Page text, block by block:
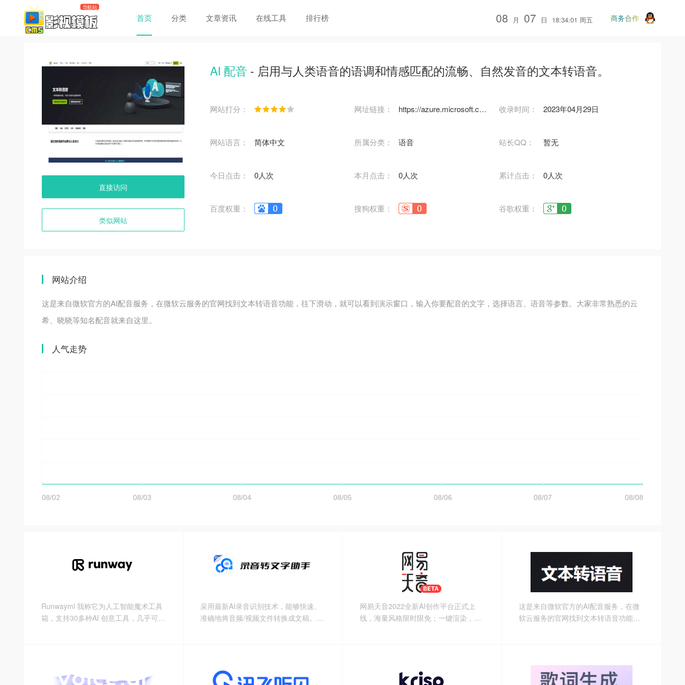
首页 分类 文章资讯 在线工具 排行榜 08 月 07 日 18:34:01 周五 商务合作
直接访问
类似网站
AI 配音 - 启用与人类语音的语调和情感匹配的流畅、自然发音的文本转语音。
网站打分： 网址链接： https://azure.microsoft.com/zh-cn/products/cognitive-services/text-to-speech/?ref=ai.tboxn.com#features 收录时间： 2023年04月29日
网站语言： 简体中文 所属分类： 语音 站长QQ： 暂无
今日点击： 0人次 本月点击： 0人次 累计点击： 0人次
百度权重： 搜狗权重： 谷歌权重：
网站介绍
这是来自微软官方的AI配音服务，在微软云服务的官网找到文本转语音功能，往下滑动，就可以看到演示窗口，输入你要配音的文字，选择语言、语音等参数。大家非常熟悉的云
希、晓晓等知名配音就来自这里。
人气走势
Runwayml 我称它为人工智能魔术工具
箱，支持30多种AI 创意工具，几乎可以
频中删除人物或事物、自动检测模糊所
采用最新AI录音识别技术，能够快速、
准确地将音频/视频文件转换成文稿。您
提取转换文字/音频/文案字幕、专业高
网易天音2022全新AI创作平台正式上
线，海量风格限时限免；一键渲染，点
这是来自微软官方的AI配音服务，在微
软云服务的官网找到文本转语音功能，
配音就来自这里。